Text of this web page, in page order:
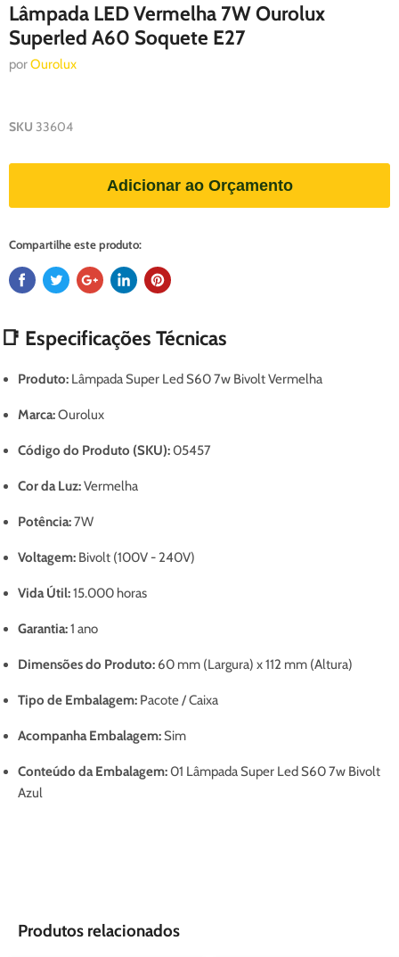
Lâmpada LED Vermelha 7W Ourolux
Superled A60 Soquete E27
porOurolux
SKU 33604
Adicionar ao Orçamento
Compartilhe este produto:
📑 Especificações Técnicas
Produto: Lâmpada Super Led S60 7w Bivolt Vermelha
Marca:Ourolux
Código do Produto (SKU):05457
Cor da Luz:Vermelha
Potência:7W
Voltagem: Bivolt (100V - 240V)
Vida Útil:15.000 horas
Garantia:1 ano
Dimensões do Produto: 60 mm (Largura) x 112 mm (Altura)
Tipo de Embalagem: Pacote / Caixa
Acompanha Embalagem: Sim
Conteúdo da Embalagem:01 Lâmpada Super Led S60 7w Bivolt
Azul
Produtos relacionados